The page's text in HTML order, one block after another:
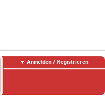
Anmelden / Registrieren